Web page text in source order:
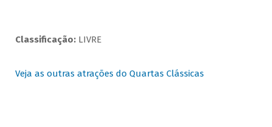
Classificação:LIVRE
Veja as outras atrações do Quartas Clássicas